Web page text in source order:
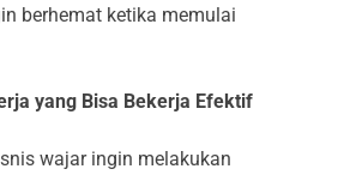
berhemat ketika memulai
yang Bisa Bekerja Efektif
wajar ingin melakukan